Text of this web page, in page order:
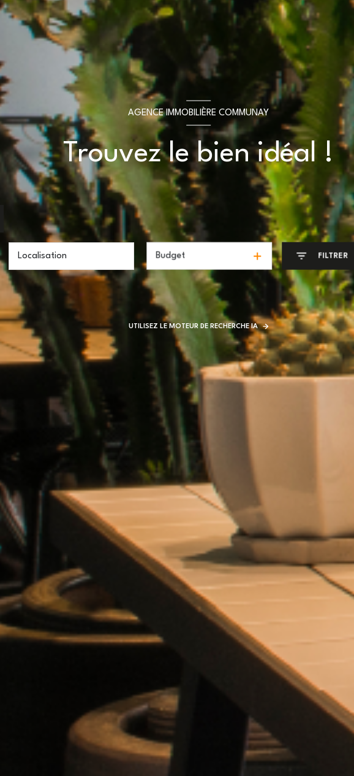
AGENCE IMMOBILIÈRE COMMUNAY
Trouvez le bien idéal !
Budget FILTRER
UTILISEZ LE MOTEUR DE RECHERCHE IA